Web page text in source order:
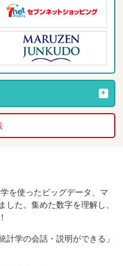
を使ったビッグデータ、マ
た。集めた数字を理解し、
学の会話・説明ができる」